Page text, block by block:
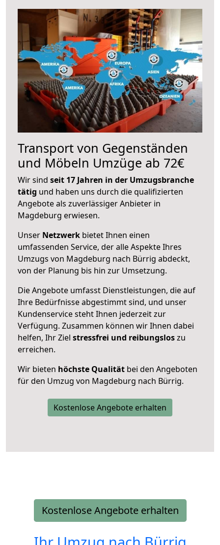
Transport von Gegenständen
und Möbeln Umzüge ab 72€
Wir sind seit 17 Jahren in der Umzugsbranche
tätig und haben uns durch die qualifizierten
Angebote als zuverlässiger Anbieter in
Magdeburg erwiesen.
Unser Netzwerk bietet Ihnen einen
umfassenden Service, der alle Aspekte Ihres
Umzugs von Magdeburg nach Bürrig abdeckt,
von der Planung bis hin zur Umsetzung.
Die Angebote umfasst Dienstleistungen, die auf
Ihre Bedürfnisse abgestimmt sind, und unser
Kundenservice steht Ihnen jederzeit zur
Verfügung. Zusammen können wir Ihnen dabei
helfen, Ihr Ziel stressfrei und reibungsloszu
erreichen.
Wir bieten höchste Qualität bei den Angeboten
für den Umzug von Magdeburg nach Bürrig.
Kostenlose Angebote erhalten
Kostenlose Angebote erhalten